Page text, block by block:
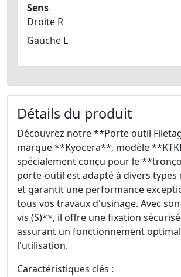
Sens
Droite R
Gauche L
Détails du produit
Découvrez notre **Porte outil
marque **Kyocera**, modèle
spécialement conçu pour le
porte-outil est adapté à divers types
et garantit une performance
tous vos travaux d'usinage. Avec
vis (S)**, il offre une fixation
assurant un fonctionnement
l'utilisation.
Caractéristiques clés :